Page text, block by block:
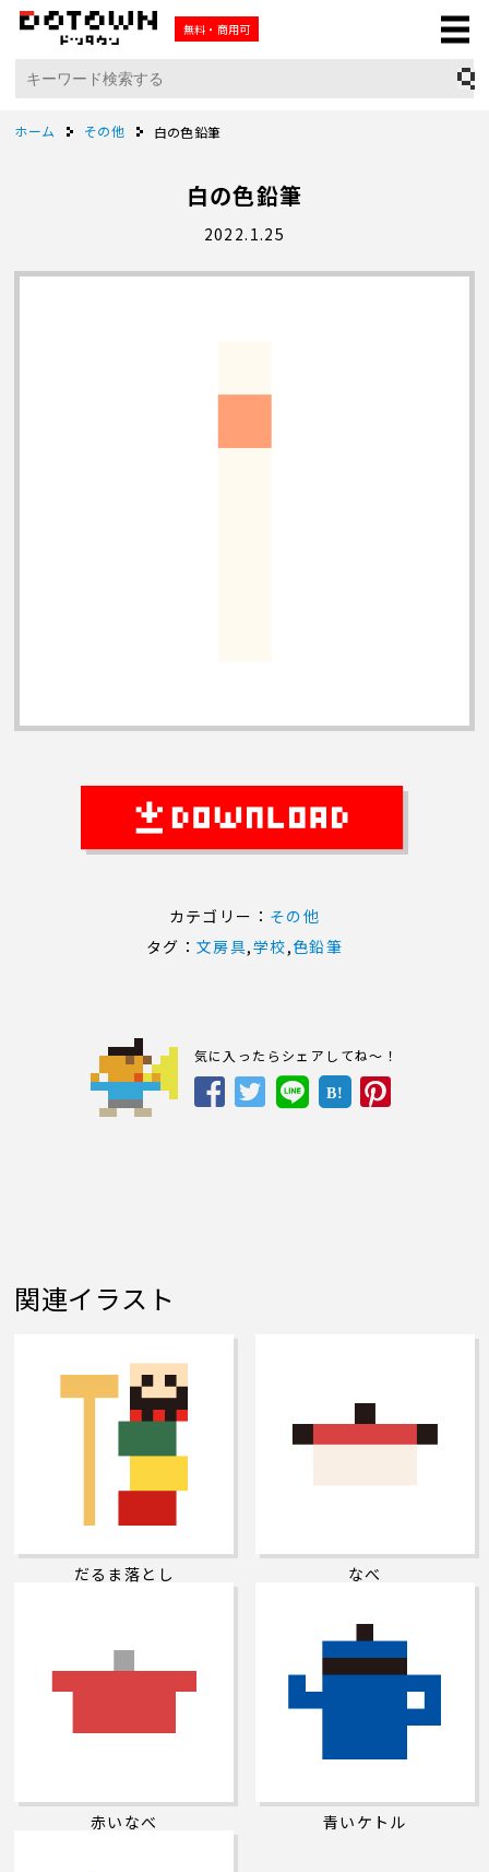
無料・商用可
ホーム その他 白の色鉛筆
白の色鉛筆
2022.1.25
カテゴリー： その他
タグ：文房具,学校,色鉛筆
気に入ったらシェアしてね～！
B!
関連イラスト
だるま落とし なべ
赤いなべ 青いケトル